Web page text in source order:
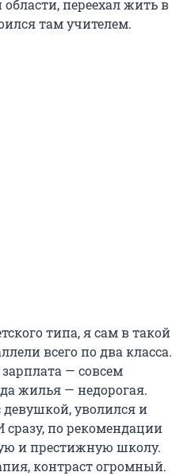
переехал жить в
там учителем.
типа, я сам в такой
всего по два класса.
— совсем
жилья — недорогая.
девушкой, уволился и
сразу, по рекомендации
и престижную школу.
контраст огромный.